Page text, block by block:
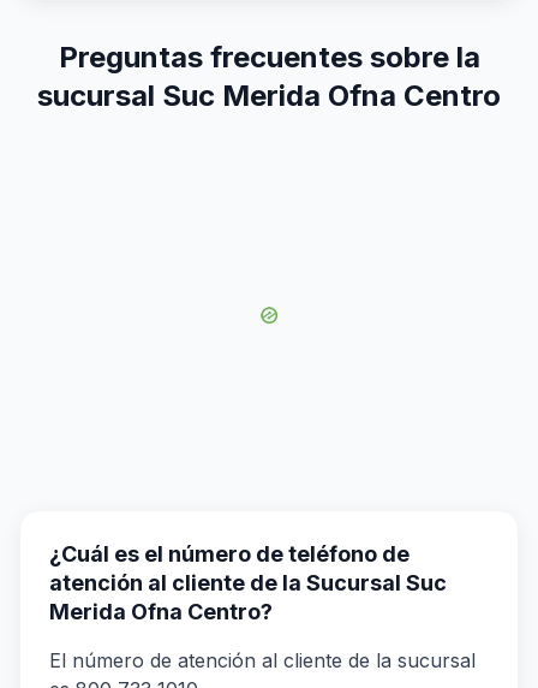
Preguntas frecuentes sobre la
sucursal Suc Merida Ofna Centro
¿Cuál es el número de teléfono de
atención al cliente de la Sucursal Suc
Merida Ofna Centro?
El número de atención al cliente de la sucursal